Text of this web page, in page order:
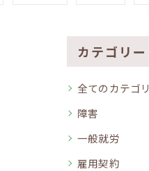
カテゴリー
全てのカテゴ
障害
一般就労
雇用契約